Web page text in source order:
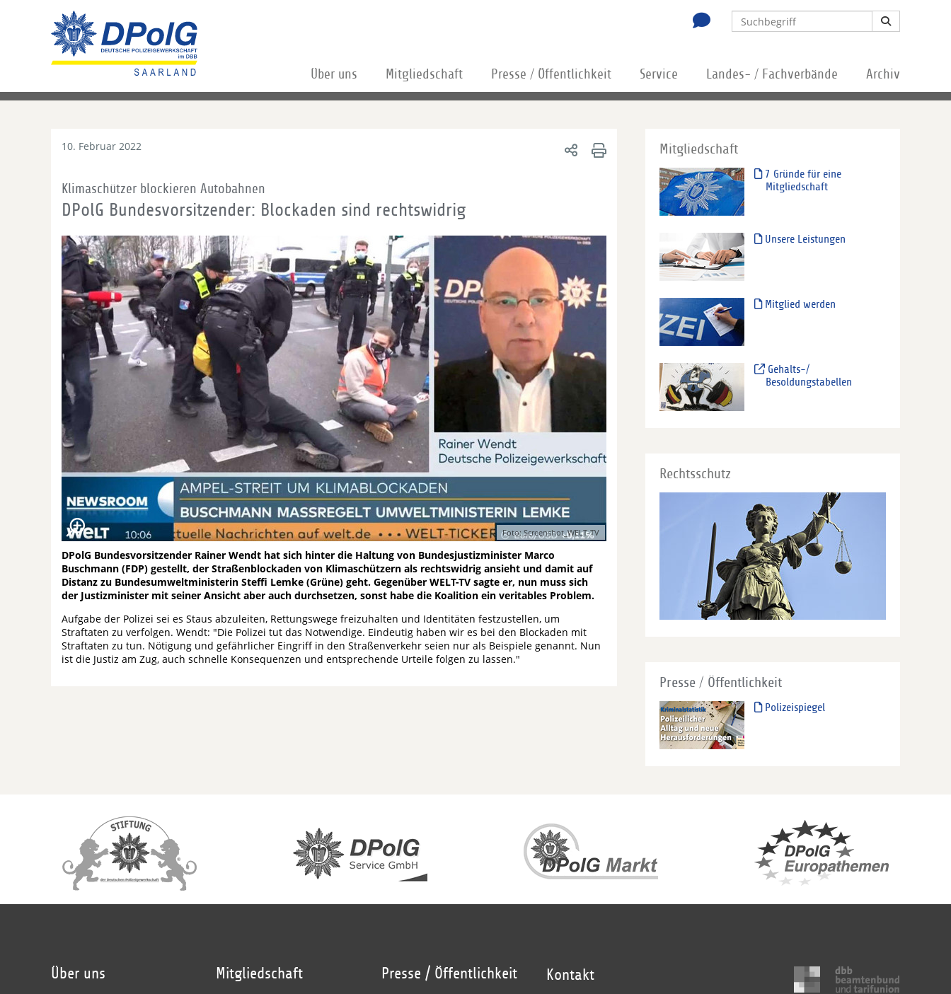
Über uns Mitgliedschaft Presse / Öffentlichkeit Service Landes- / Fachverbände Archiv
10. Februar 2022
Klimaschützer blockieren Autobahnen
DPolG Bundesvorsitzender: Blockaden sind rechtswidrig
Foto: Screenshot_WELT-TV
DPolG Bundesvorsitzender Rainer Wendt hat sich hinter die Haltung von Bundesjustizminister Marco
Buschmann (FDP) gestellt, der Straßenblockaden von Klimaschützern als rechtswidrig ansieht und damit auf
Distanz zu Bundesumweltministerin Steffi Lemke (Grüne) geht. Gegenüber WELT-TV sagte er, nun muss sich
der Justizminister mit seiner Ansicht aber auch durchsetzen, sonst habe die Koalition ein veritables Problem.
Aufgabe der Polizei sei es Staus abzuleiten, Rettungswege freizuhalten und Identitäten festzustellen, um
Straftaten zu verfolgen. Wendt: "Die Polizei tut das Notwendige. Eindeutig haben wir es bei den Blockaden mit
Straftaten zu tun. Nötigung und gefährlicher Eingriff in den Straßenverkehr seien nur als Beispiele genannt. Nun
ist die Justiz am Zug, auch schnelle Konsequenzen und entsprechende Urteile folgen zu lassen."
Mitgliedschaft
7 Gründe für eine
Mitgliedschaft
Unsere Leistungen
Mitglied werden
Gehalts-/
Besoldungstabellen
Rechtsschutz
Presse / Öffentlichkeit
Polizeispiegel
Über uns Mitgliedschaft Presse / Öffentlichkeit Kontakt